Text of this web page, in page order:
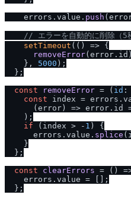
    errors.
value . push
// エラーを自動的に削除（5
setTimeout ( () => {
removeError(error. id
    },
5000 );
  };
const
removeError = ( id :
const index = errors.
( error ) => error. id
    );
if (index > - 1 ) {
      errors.
value . splice
    }
  };
const
clearErrors = ( )
    errors.
value = [];
  };